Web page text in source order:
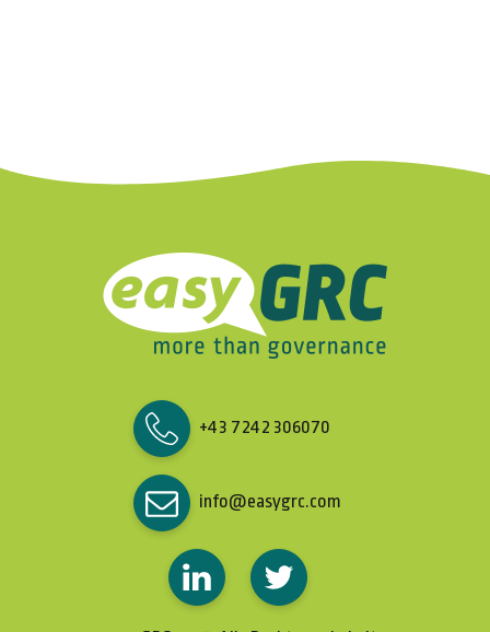
+43 7242 306070
info@easygrc.com